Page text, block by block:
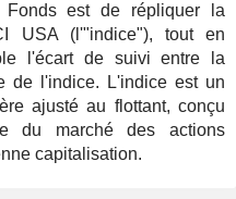
Fonds est de répliquer la
USA (l'"indice"), tout en
l'écart de suivi entre la
de l'indice. L'indice est un
ajusté au flottant, conçu
du marché des actions
capitalisation.